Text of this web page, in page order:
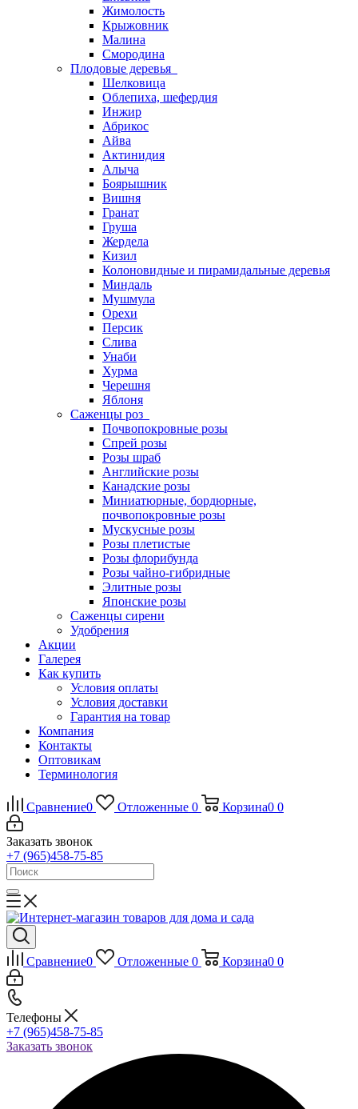
Жимолость
Крыжовник
Малина
Смородина
Плодовые деревья
Шелковица
Облепиха, шефердия
Инжир
Абрикос
Айва
Актинидия
Алыча
Боярышник
Вишня
Гранат
Груша
Жердела
Кизил
Колоновидные и пирамидальные деревья
Миндаль
Мушмула
Орехи
Персик
Слива
Унаби
Хурма
Черешня
Яблоня
Саженцы роз
Почвопокровные розы
Спрей розы
Розы шраб
Английские розы
Канадские розы
Миниатюрные, бордюрные,
почвопокровные розы
Мускусные розы
Розы плетистые
Розы флорибунда
Розы чайно-гибридные
Элитные розы
Японские розы
Саженцы сирени
Удобрения
Акции
Галерея
Как купить
Условия оплаты
Условия доставки
Гарантия на товар
Компания
Контакты
Оптовикам
Терминология
Сравнение0 Отложенные 0 Корзина0 0
Заказать звонок
+7 (965)458-75-85
Сравнение0 Отложенные 0 Корзина0 0
Телефоны
+7 (965)458-75-85
Заказать звонок